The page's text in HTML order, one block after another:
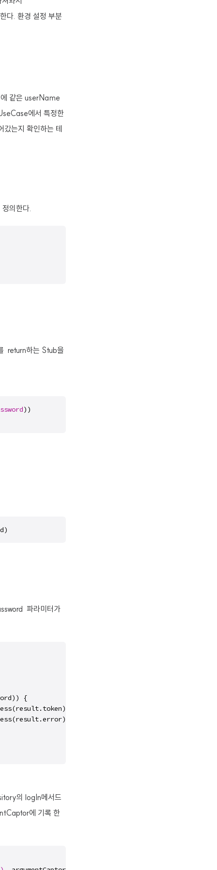
. 환경 설정 부분
같은 userName
에서 특정한
는지 확인하는 테
의한다.
return하는 Stub을
))
파라미터가
{
의 logIn메서드
에 기록 한